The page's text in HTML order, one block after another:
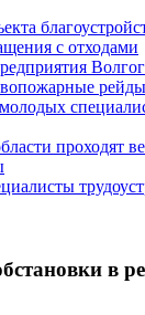
с отходами
проходят
в